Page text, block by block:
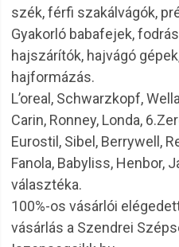
szék, férfi szakálvágók,
Gyakorló babafejek,
hajszárítók, hajvágó
hajformázás.
L’oreal, Schwarzkopf,
Carin, Ronney, Londa,
Eurostil, Sibel, Berrywell,
Fanola, Babyliss, Henbor,
választéka.
100%-os vásárlói
vásárlás a Szendrei